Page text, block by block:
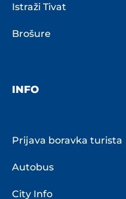
Istraži Tivat
Brošure
INFO
Prijava boravka turista
Autobus
City Info